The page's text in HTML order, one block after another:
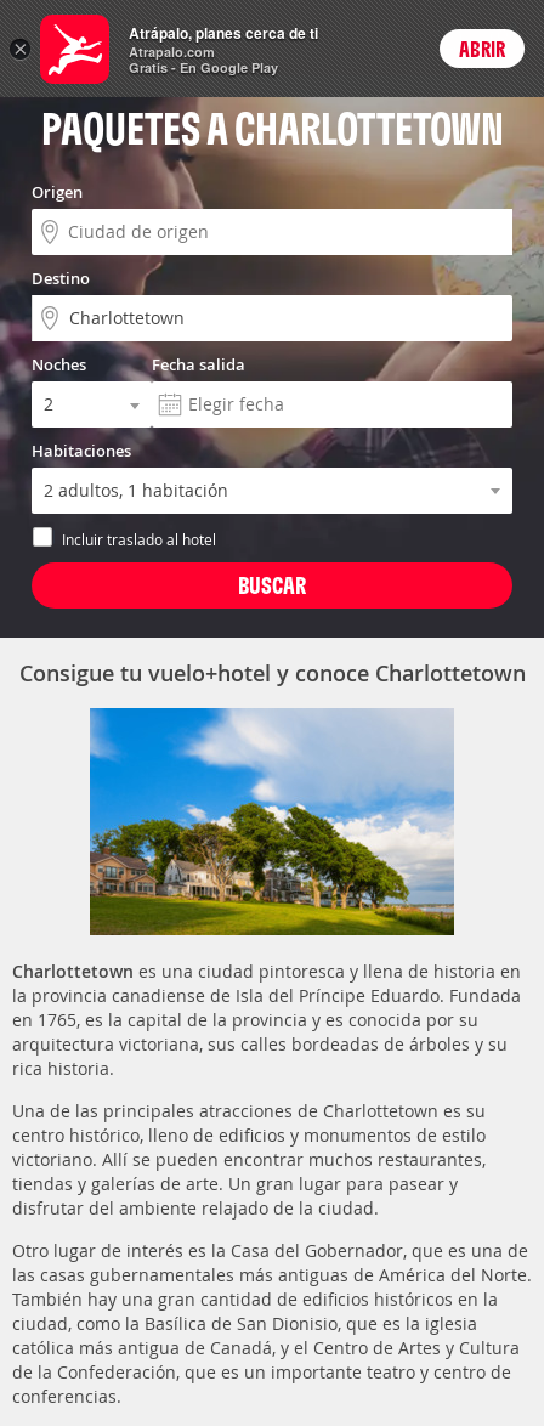
Vuelo+Hotel Login
PAQUETES A CHARLOTTETOWN
Origen
Destino
Noches Fecha salida
Habitaciones
Incluir traslado al hotel
Consigue tu vuelo+hotel y conoce Charlottetown
Charlottetown es una ciudad pintoresca y llena de historia en
la provincia canadiense de Isla del Príncipe Eduardo. Fundada
en 1765, es la capital de la provincia y es conocida por su
arquitectura victoriana, sus calles bordeadas de árboles y su
rica historia.
Una de las principales atracciones de Charlottetown es su
centro histórico, lleno de edificios y monumentos de estilo
victoriano. Allí se pueden encontrar muchos restaurantes,
tiendas y galerías de arte. Un gran lugar para pasear y
disfrutar del ambiente relajado de la ciudad.
Otro lugar de interés es la Casa del Gobernador, que es una de
las casas gubernamentales más antiguas de América del Norte.
También hay una gran cantidad de edificios históricos en la
ciudad, como la Basílica de San Dionisio, que es la iglesia
católica más antigua de Canadá, y el Centro de Artes y Cultura
de la Confederación, que es un importante teatro y centro de
conferencias.
×
Atrápalo, planes cerca de ti
Atrapalo.com
Gratis - En Google Play
ABRIR